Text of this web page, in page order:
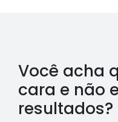
Você acha
cara e não
resultados?